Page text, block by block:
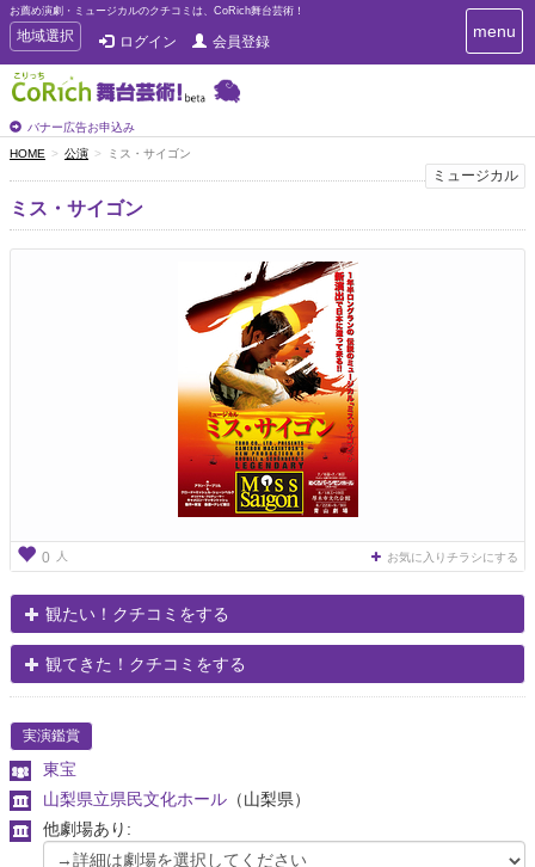
お薦め演劇・ミュージカルのクチコミは、CoRich舞台芸術！
T
o
g
g
e
n
a
v
i
地域選択 ログイン 会員登録
バナー広告お申込み
T
o
n
i
menu
HOME 公演 ミス・サイゴン
ミュージカル
ミス・サイゴン
0 人 お気に入りチラシにする
観たい！クチコミをする
観てきた！クチコミをする
実演鑑賞
東宝
山梨県立県民文化ホール （山梨県）
他劇場あり: